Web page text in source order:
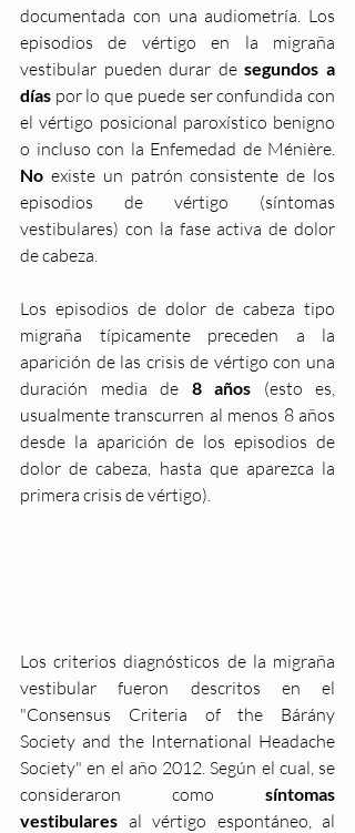
documentada con una audiometría. Los
episodios de vértigo en la migraña
vestibular pueden durar de segundos a
días por lo que puede ser confundida con
el vértigo posicional paroxístico benigno
No existe un patrón consistente de los
episodios de vértigo (síntomas
vestibulares) con la fase activa de dolor
de cabeza.
Los episodios de dolor de cabeza tipo
migraña típicamente preceden a la
aparición de las crisis de vértigo con una
duración media de 8 años (esto es,
usualmente transcurren al menos 8 años
desde la aparición de los episodios de
dolor de cabeza, hasta que aparezca la
primera crisis de vértigo).
Los criterios diagnósticos de la migraña
vestibular fueron descritos en el
"Consensus Criteria of the Bárány
Society and the International Headache
Society" en el año 2012. Según el cual, se
consideraron como síntomas
vestibulares al vértigo espontáneo, al